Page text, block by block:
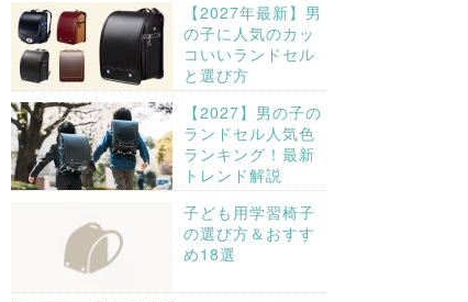
【2027年最新】男
の子に人気のカッ
コいいランドセル
と選び方
【2027】男の子の
ランドセル人気色
ランキング！最新
トレンド解説
子ども用学習椅子
の選び方＆おすす
め18選